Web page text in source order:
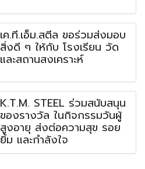
เค.ที.เอ็ม.สตีล ขอร่วมส่งมอบ
สิ่งดี ๆ ให้กับ โรงเรียน วัด
และสถานสงเคราะห์
K.T.M. STEEL ร่วมสนับสนุน
ของรางวัล ในกิจกรรมวันผู้
สูงอายุ ส่งต่อความสุข รอย
ยิ้ม และกำลังใจ